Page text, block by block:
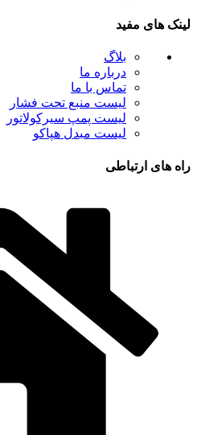
لینک های مفید
بلاگ
درباره ما
تماس با ما
لیست منبع تحت فشار
لیست پمپ سیرکولاتور
لیست مبدل هپاکو
راه های ارتباطی